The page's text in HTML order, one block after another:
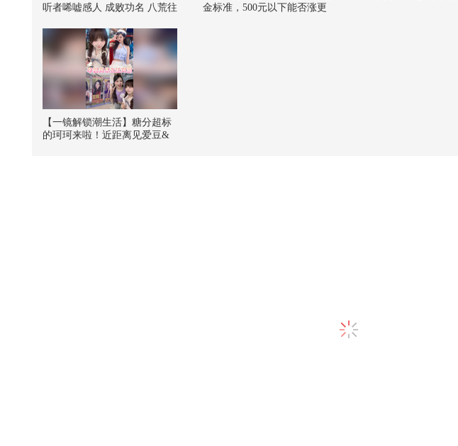
听者唏嘘感人 成败功名 八荒往
繁华之年#2026关注流国风舞乐
大赛 #我的音乐处方 @涛姐是
女神 @国风舞乐狐 @痘肤西施
@我身上有wifi @一只飞鸿 @
张朝阳 @阿畅酷酷的
金标准，500元以下能否涨更
【一镜解锁潮生活】糖分超标
的珂珂来啦！近距离见爱豆&